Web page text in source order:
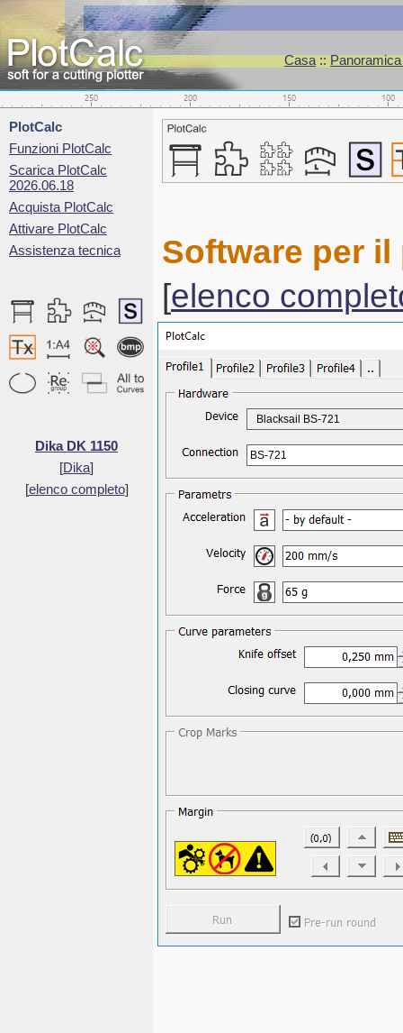
Casa::
PlotCalc
Funzioni PlotCalc
Scarica PlotCalc
2026.06.18
Acquista PlotCalc
Attivare PlotCalc
Assistenza tecnica
Dika DK 1150
[Dika]
[elenco completo]
Software per
[elenco
Blacksail BS-721
BS-721